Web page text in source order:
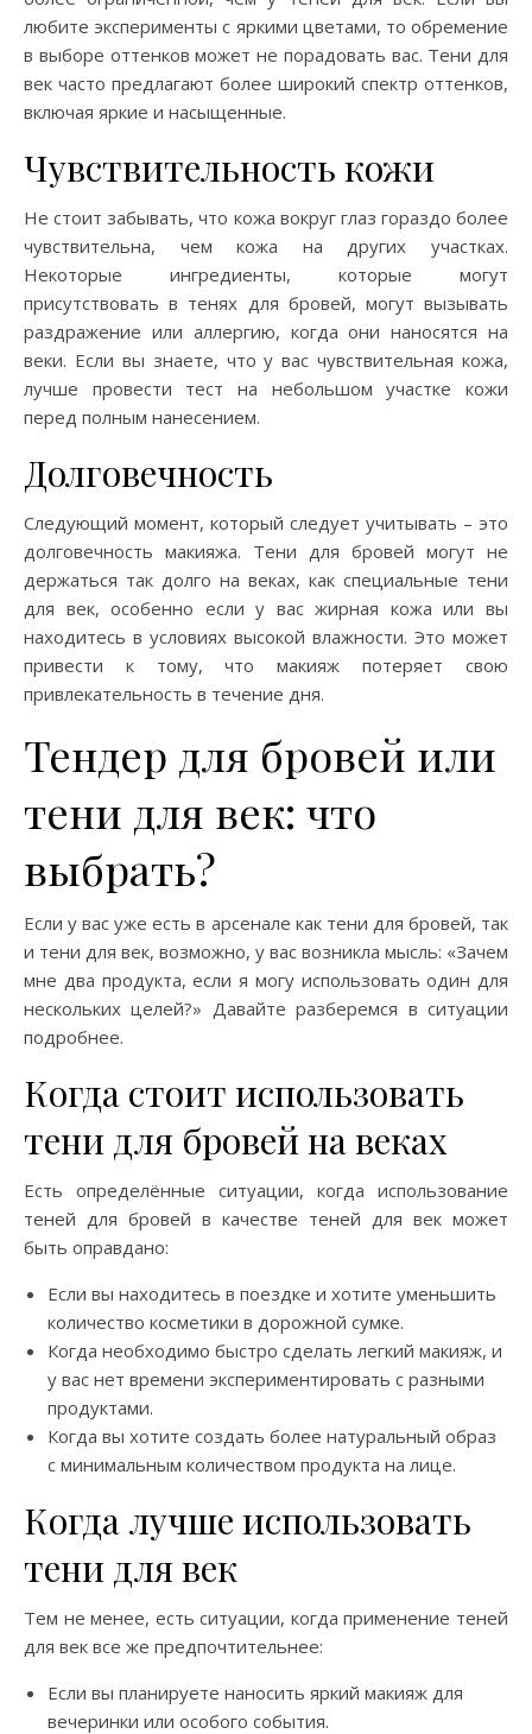
любите эксперименты с яркими цветами, то обремение
в выборе оттенков может не порадовать вас. Тени для
век часто предлагают более широкий спектр оттенков,
включая яркие и насыщенные.
Чувствительность кожи
Не стоит забывать, что кожа вокруг глаз гораздо более
чувствительна, чем кожа на других участках.
Некоторые ингредиенты, которые могут
присутствовать в тенях для бровей, могут вызывать
раздражение или аллергию, когда они наносятся на
веки. Если вы знаете, что у вас чувствительная кожа,
лучше провести тест на небольшом участке кожи
перед полным нанесением.
Долговечность
Следующий момент, который следует учитывать – это
долговечность макияжа. Тени для бровей могут не
держаться так долго на веках, как специальные тени
для век, особенно если у вас жирная кожа или вы
находитесь в условиях высокой влажности. Это может
привести к тому, что макияж потеряет свою
привлекательность в течение дня.
Тендер для бровей или
тени для век: что
выбрать?
Если у вас уже есть в арсенале как тени для бровей, так
и тени для век, возможно, у вас возникла мысль: «Зачем
мне два продукта, если я могу использовать один для
нескольких целей?» Давайте разберемся в ситуации
подробнее.
Когда стоит использовать
тени для бровей на веках
Есть определённые ситуации, когда использование
теней для бровей в качестве теней для век может
быть оправдано:
Если вы находитесь в поездке и хотите уменьшить
количество косметики в дорожной сумке.
Когда необходимо быстро сделать легкий макияж, и
у вас нет времени экспериментировать с разными
продуктами.
Когда вы хотите создать более натуральный образ
с минимальным количеством продукта на лице.
Когда лучше использовать
тени для век
Тем не менее, есть ситуации, когда применение теней
для век все же предпочтительнее:
Если вы планируете наносить яркий макияж для
вечеринки или особого события.